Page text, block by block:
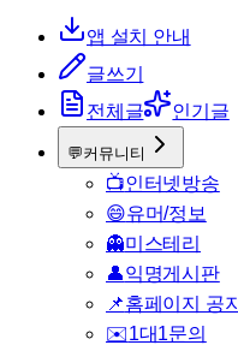
앱 설치 안내
글쓰기
전체글
인기글
💬커뮤니티
📺인터넷방송
😄유머/정보
👻미스테리
👤익명게시판
📌홈페이지 공지
✉️1대1문의